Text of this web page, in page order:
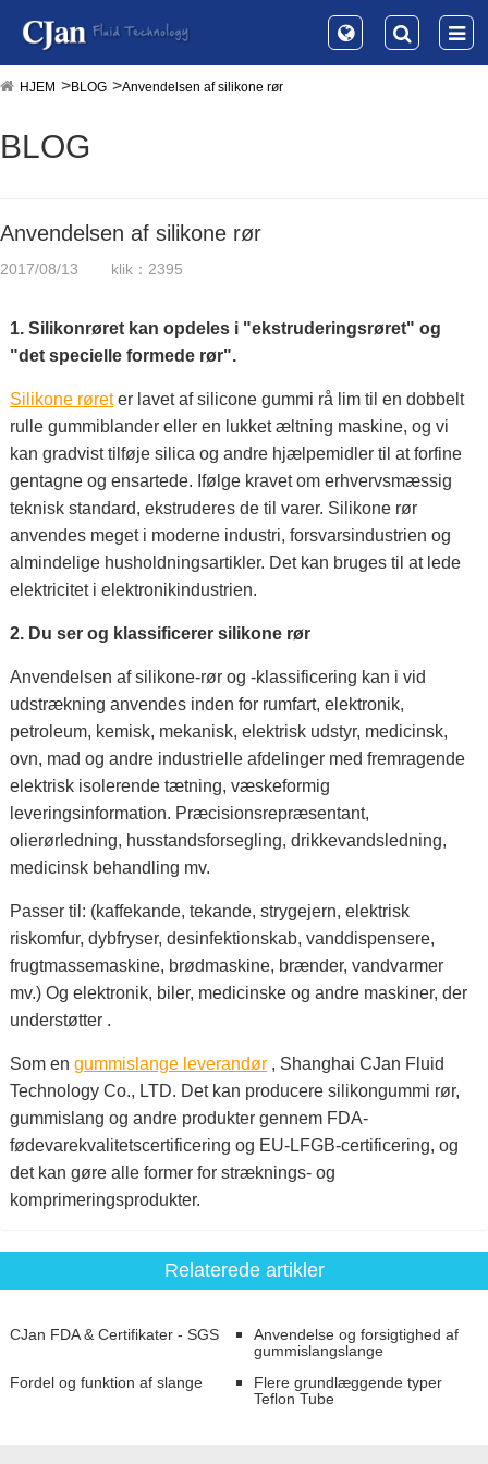
HJEM BLOG Anvendelsen af ​​silikone rør
BLOG
Anvendelsen af ​​silikone rør
2017/08/13 klik：2395
1. Silikonrøret kan opdeles i "ekstruderingsrøret" og
"det specielle formede rør".
Silikone røreter lavet af silicone gummi rå lim til en dobbelt
rulle gummiblander eller en lukket æltning maskine, og vi
kan gradvist tilføje silica og andre hjælpemidler til at forfine
gentagne og ensartede. Ifølge kravet om erhvervsmæssig
teknisk standard, ekstruderes de til varer. Silikone rør
anvendes meget i moderne industri, forsvarsindustrien og
almindelige husholdningsartikler. Det kan bruges til at lede
elektricitet i elektronikindustrien.
2. Du ser og klassificerer silikone rør
Anvendelsen af ​​silikone-rør og -klassificering kan i vid
udstrækning anvendes inden for rumfart, elektronik,
petroleum, kemisk, mekanisk, elektrisk udstyr, medicinsk,
ovn, mad og andre industrielle afdelinger med fremragende
elektrisk isolerende tætning, væskeformig
leveringsinformation. Præcisionsrepræsentant,
olierørledning, husstandsforsegling, drikkevandsledning,
medicinsk behandling mv.
Passer til: (kaffekande, tekande, strygejern, elektrisk
riskomfur, dybfryser, desinfektionskab, vanddispensere,
frugtmassemaskine, brødmaskine, brænder, vandvarmer
mv.) Og elektronik, biler, medicinske og andre maskiner, der
understøtter .
Som en gummislange leverandør, Shanghai CJan Fluid
Technology Co., LTD. Det kan producere silikongummi rør,
gummislang og andre produkter gennem FDA-
fødevarekvalitetscertificering og EU-LFGB-certificering, og
det kan gøre alle former for stræknings- og
komprimeringsprodukter.
Relaterede artikler
CJan FDA & Certifikater - SGS
Anvendelse og forsigtighed af
gummislangslange
Fordel og funktion af slange
Flere grundlæggende typer
Teflon Tube